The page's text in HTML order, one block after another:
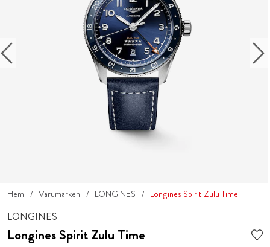
Hem Varumärken LONGINES Longines Spirit Zulu Time
LONGINES
Longines Spirit Zulu Time